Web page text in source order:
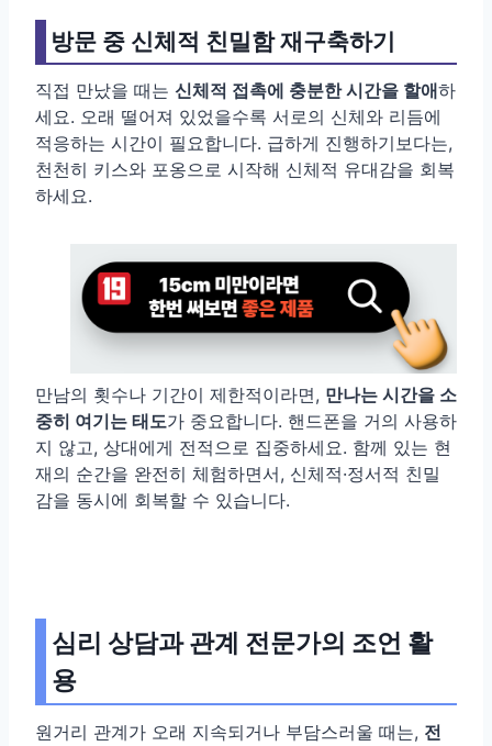
방문 중 신체적 친밀함 재구축하기
직접 만났을 때는 신체적 접촉에 충분한 시간을 할애하
세요. 오래 떨어져 있었을수록 서로의 신체와 리듬에
적응하는 시간이 필요합니다. 급하게 진행하기보다는,
천천히 키스와 포옹으로 시작해 신체적 유대감을 회복
하세요.
만남의 횟수나 기간이 제한적이라면, 만나는 시간을 소
중히 여기는 태도가 중요합니다. 핸드폰을 거의 사용하
지 않고, 상대에게 전적으로 집중하세요. 함께 있는 현
재의 순간을 완전히 체험하면서, 신체적·정서적 친밀
감을 동시에 회복할 수 있습니다.
심리 상담과 관계 전문가의 조언 활
용
원거리 관계가 오래 지속되거나 부담스러울 때는, 전